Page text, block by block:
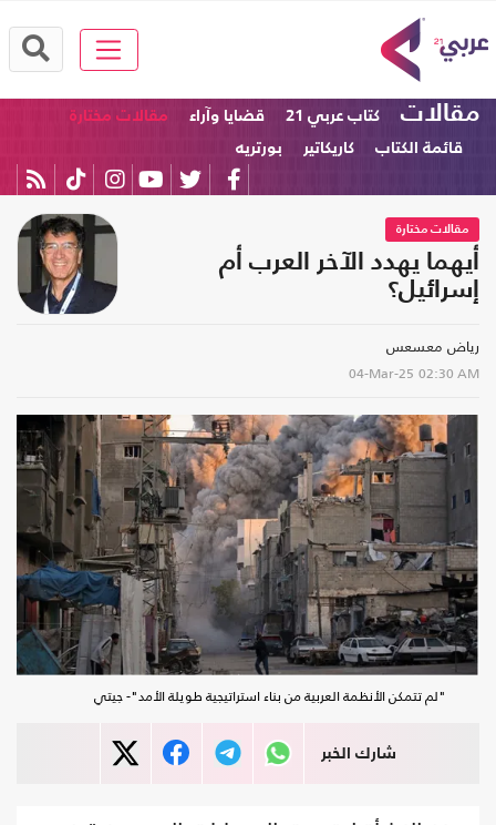
مقالات كتاب عربي 21 قضايا وآراء
مقالات مختارة
قائمة الكتاب
كاريكاتير بورتريه
مقالات مختارة
أيهما يهدد الآخر العرب أم
إسرائيل؟
رياض معسعس
04-Mar-25 02:30 AM
"لم تتمكن الأنظمة العربية من بناء استراتيجية طويلة الأمد"- جيتي
شارك الخبر